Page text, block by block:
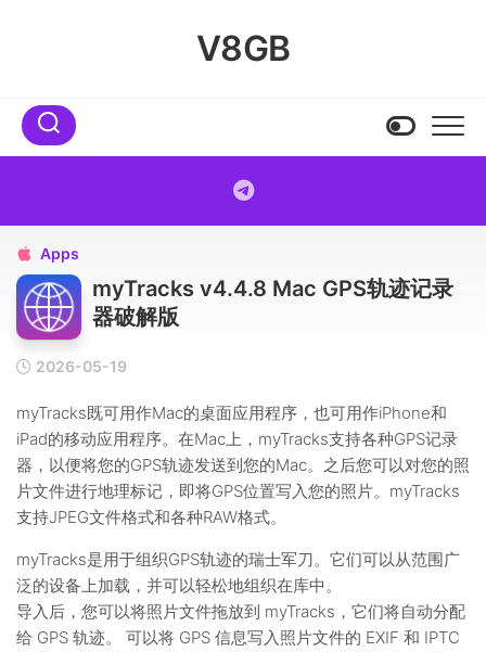
V8GB
 Apps
myTracks v4.4.8 Mac GPS轨迹记录
器破解版
2026-05-19
myTracks既可用作Mac的桌面应用程序，也可用作iPhone和
iPad的移动应用程序。在Mac上，myTracks支持各种GPS记录
器，以便将您的GPS轨迹发送到您的Mac。之后您可以对您的照
片文件进行地理标记，即将GPS位置写入您的照片。myTracks
支持JPEG文件格式和各种RAW格式。
myTracks是用于组织GPS轨迹的瑞士军刀。它们可以从范围广
泛的设备上加载，并可以轻松地组织在库中。
导入后，您可以将照片文件拖放到 myTracks，它们将自动分配
给 GPS 轨迹。 可以将 GPS 信息写入照片文件的 EXIF 和 IPTC